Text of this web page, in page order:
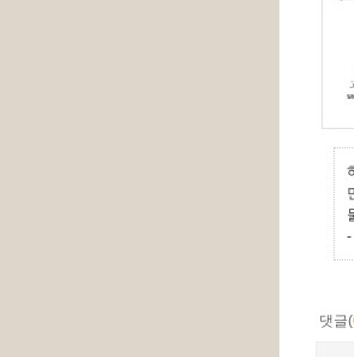
-
댓글(